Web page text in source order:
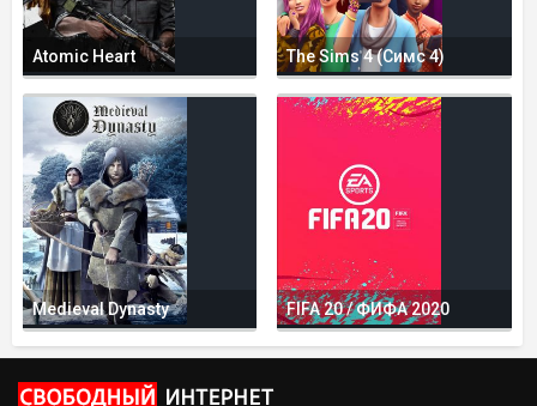
Atomic Heart The Sims 4 (Симс 4)
Medieval Dynasty FIFA 20 / ФИФА 2020